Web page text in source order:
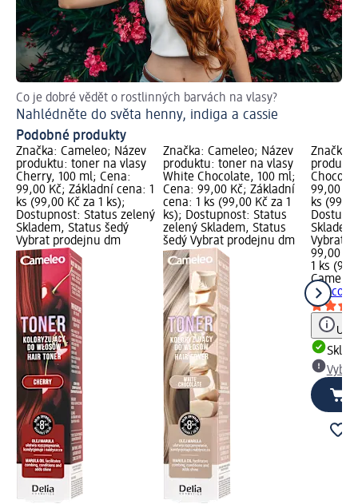
Co je dobré vědět o rostlinných barvách na vlasy?
Nahlédněte do světa henny, indiga a cassie
Podobné produkty
Značka: Cameleo; Název
produktu: toner na vlasy
Cherry, 100 ml; Cena:
99,00 Kč; Základní cena: 1
ks (99,00 Kč za 1 ks);
Dostupnost: Status zelený
Skladem, Status šedý
Vybrat prodejnu dm
Značka: Cameleo; Název
produktu: toner na vlasy
White Chocolate, 100 ml;
Cena: 99,00 Kč; Základní
cena: 1 ks (99,00 Kč za 1
ks); Dostupnost: Status
zelený Skladem, Status
šedý Vybrat prodejnu dm
Značka:
99,00
ks
Vybrat
99,00 Kč
1 ks
Cameleo